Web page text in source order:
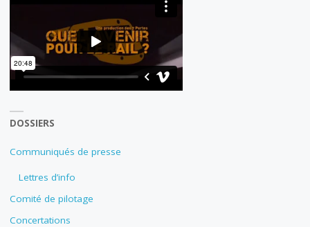
DOSSIERS
Communiqués de presse
Lettres d’info
Comité de pilotage
Concertations